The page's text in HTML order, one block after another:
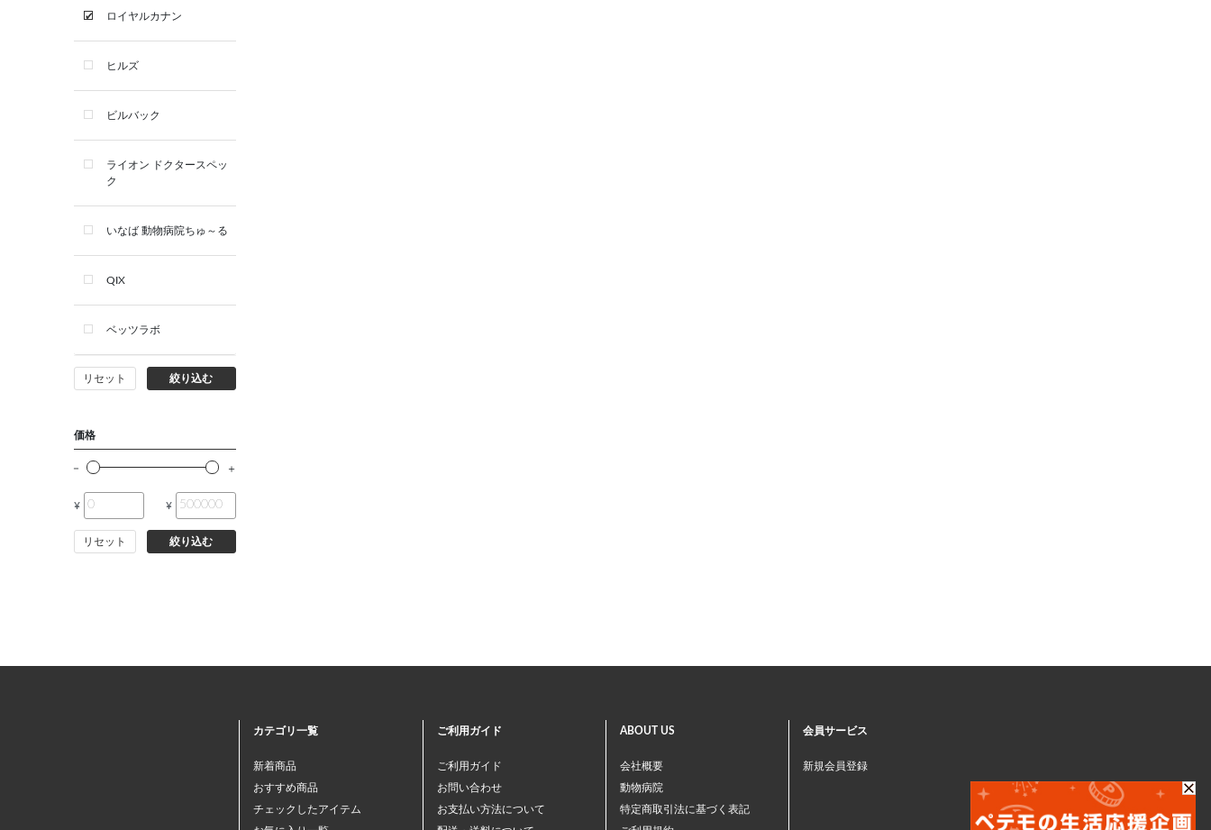
デンタルケア用品
サプリメント
シャンプー・スキンケア用品
ロイヤルカナン
ヒルズ
ビルバック
ライオン ドクタースペッ
ク
いなば 動物病院ちゅ～る
QIX
ベッツラボ
リセット 絞り込む
価格
¥ ¥
リセット 絞り込む
カテゴリ一覧
新着商品
おすすめ商品
チェックしたアイテム
ご利用ガイド
ご利用ガイド
お問い合わせ
お支払い方法について
ABOUT US
会社概要
動物病院
特定商取引法に基づく表記
会員サービス
新規会員登録